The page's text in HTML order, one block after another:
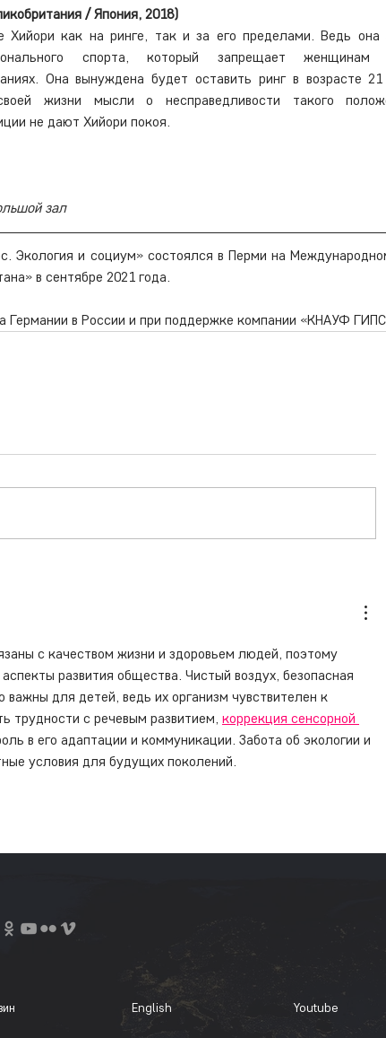
/ Япония, 2018)
Хийори как на ринге, так и за его пределами. Ведь она
спорта, который запрещает женщинам
Она вынуждена будет оставить ринг в возрасте
жизни мысли о несправедливости такого
не дают Хийори покоя.
зал
Экология и социум» состоялся в Перми на
в сентябре 2021 года.
Германии в России и при поддержке компании «КНАУФ
с качеством жизни и здоровьем людей, поэтому
развития общества. Чистый воздух, безопасная
для детей, ведь их организм чувствителен к
трудности с речевым развитием, коррекция сенсорной
в его адаптации и коммуникации. Забота об экологии и
условия для будущих поколений.
English Youtube